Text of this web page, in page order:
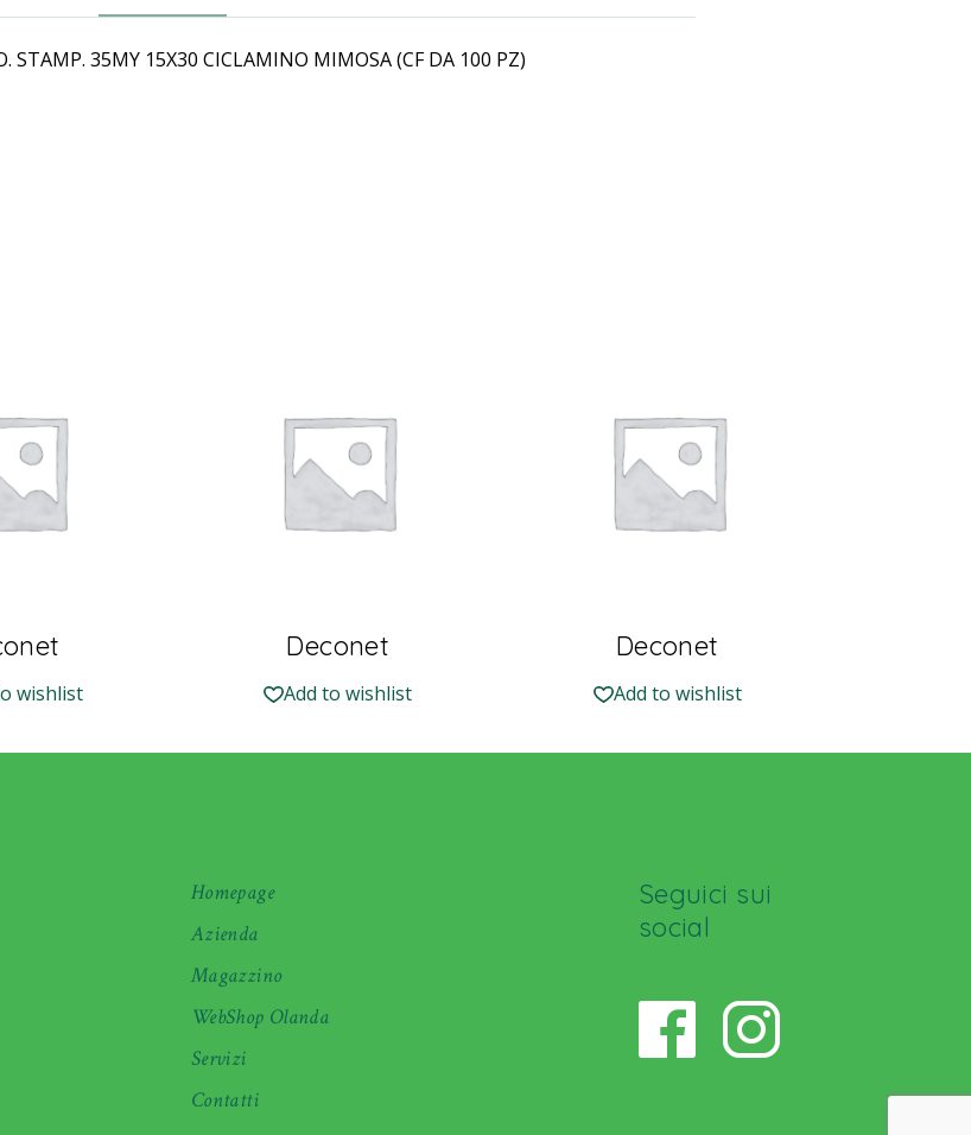
STAMP. 35MY 15X30 CICLAMINO MIMOSA (CF DA 100 PZ)
wishlist
Deconet
Add to wishlist
Deconet
Add to wishlist
Homepage
Azienda
Magazzino
WebShop Olanda
Servizi
Contatti
Seguici sui
social